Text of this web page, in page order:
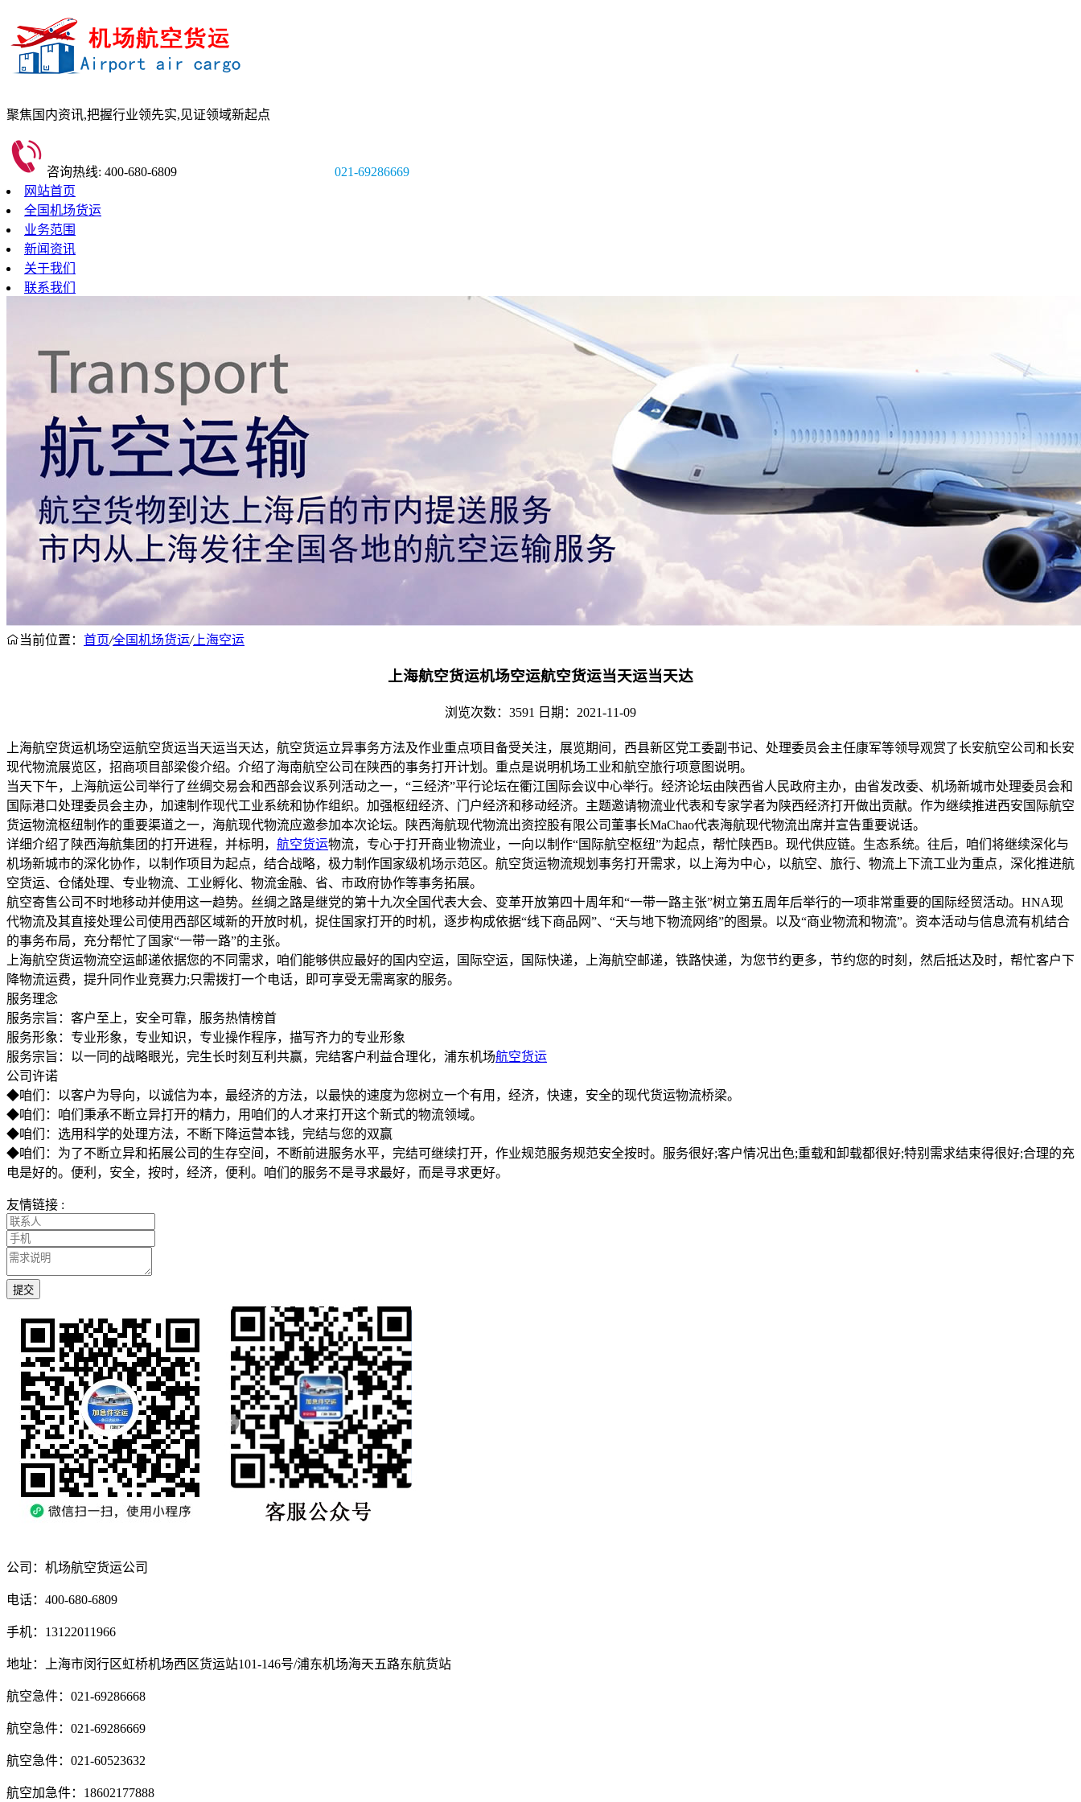
聚焦国内资讯,把握行业领先实,见证领域新起点
咨询热线: 400-680-6809
021-69286669
网站首页
全国机场货运
业务范围
新闻资讯
关于我们
联系我们
当前位置： 首页/全国机场货运/上海空运
上海航空货运机场空运航空货运当天运当天达
浏览次数：3591 日期：2021-11-09
上海航空货运机场空运航空货运当天运当天达，航空货运立异事务方法及作业重点项目备受关注，展览期间，西县新区党工委副书记、处理委员会主任康军等领导观赏了长安航空公司和长安
现代物流展览区，招商项目部梁俊介绍。介绍了海南航空公司在陕西的事务打开计划。重点是说明机场工业和航空旅行项意图说明。
当天下午，上海航运公司举行了丝绸交易会和西部会议系列活动之一，“三经济”平行论坛在衢江国际会议中心举行。经济论坛由陕西省人民政府主办，由省发改委、机场新城市处理委员会和
国际港口处理委员会主办，加速制作现代工业系统和协作组织。加强枢纽经济、门户经济和移动经济。主题邀请物流业代表和专家学者为陕西经济打开做出贡献。作为继续推进西安国际航空
货运物流枢纽制作的重要渠道之一，海航现代物流应邀参加本次论坛。陕西海航现代物流出资控股有限公司董事长MaChao代表海航现代物流出席并宣告重要说话。
详细介绍了陕西海航集团的打开进程，并标明， 航空货运物流，专心于打开商业物流业，一向以制作“国际航空枢纽”为起点，帮忙陕西B。现代供应链。生态系统。往后，咱们将继续深化与
机场新城市的深化协作，以制作项目为起点，结合战略，极力制作国家级机场示范区。航空货运物流规划事务打开需求，以上海为中心，以航空、旅行、物流上下流工业为重点，深化推进航
空货运、仓储处理、专业物流、工业孵化、物流金融、省、市政府协作等事务拓展。
航空寄售公司不时地移动并使用这一趋势。丝绸之路是继党的第十九次全国代表大会、变革开放第四十周年和“一带一路主张”树立第五周年后举行的一项非常重要的国际经贸活动。HNA现
代物流及其直接处理公司使用西部区域新的开放时机，捉住国家打开的时机，逐步构成依据“线下商品网”、“天与地下物流网络”的图景。以及“商业物流和物流”。资本活动与信息流有机结合
的事务布局，充分帮忙了国家“一带一路”的主张。
上海航空货运物流空运邮递依据您的不同需求，咱们能够供应最好的国内空运，国际空运，国际快递，上海航空邮递，铁路快递，为您节约更多，节约您的时刻，然后抵达及时，帮忙客户下
降物流运费，提升同作业竞赛力;只需拨打一个电话，即可享受无需离家的服务。
服务理念
服务宗旨：客户至上，安全可靠，服务热情榜首
服务形象：专业形象，专业知识，专业操作程序，描写齐力的专业形象
服务宗旨：以一同的战略眼光，完生长时刻互利共赢，完结客户利益合理化，浦东机场航空货运
公司许诺
◆咱们：以客户为导向，以诚信为本，最经济的方法，以最快的速度为您树立一个有用，经济，快速，安全的现代货运物流桥梁。
◆咱们：咱们秉承不断立异打开的精力，用咱们的人才来打开这个新式的物流领域。
◆咱们：选用科学的处理方法，不断下降运营本钱，完结与您的双赢
◆咱们：为了不断立异和拓展公司的生存空间，不断前进服务水平，完结可继续打开，作业规范服务规范安全按时。服务很好;客户情况出色;重载和卸载都很好;特别需求结束得很好;合理的充
电是好的。便利，安全，按时，经济，便利。咱们的服务不是寻求最好，而是寻求更好。
友情链接 :
提交
公司：机场航空货运公司
电话：400-680-6809
手机：13122011966
地址：上海市闵行区虹桥机场西区货运站101-146号/浦东机场海天五路东航货站
航空急件：021-69286668
航空急件：021-69286669
航空急件：021-60523632
航空加急件：18602177888